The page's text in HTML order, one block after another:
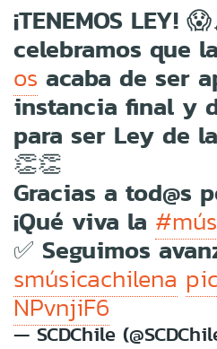
¡TENEMOS LEY!
celebramos que la
os acaba de ser
instancia final y
para ser Ley de
👏👏
Gracias a tod@s
¡Qué viva la
✅ Seguimos
smúsicachilena
NPvnjiF6
— SCDChile